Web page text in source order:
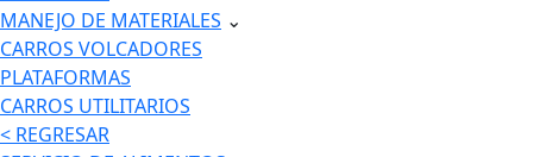
MANEJO DE MATERIALES ⌄
CARROS VOLCADORES
PLATAFORMAS
CARROS UTILITARIOS
< REGRESAR